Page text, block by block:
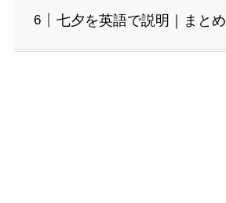
七夕を英語で説明｜まとめ